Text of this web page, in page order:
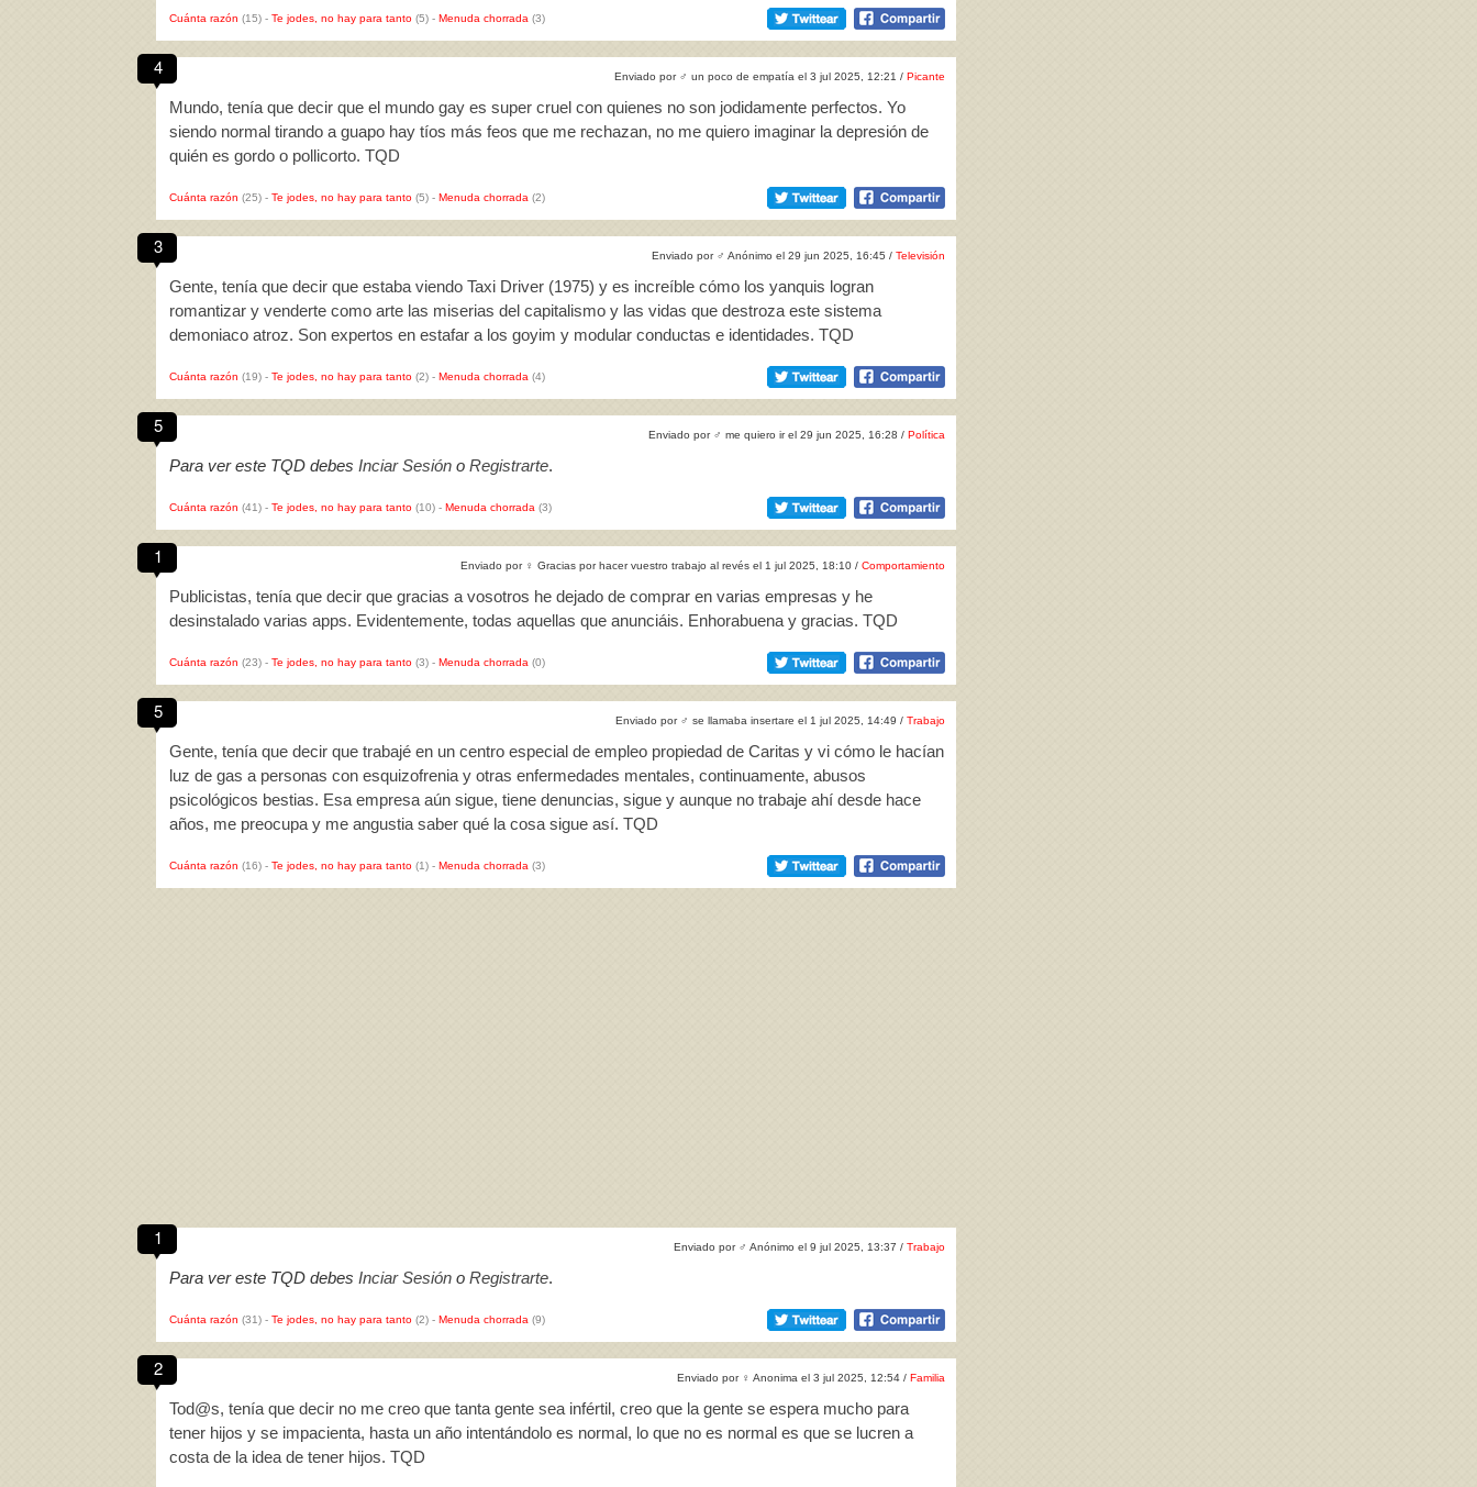
Cuánta razón (15) - Te jodes, no hay para tanto (5) - Menuda chorrada (3)
4 Enviado por ♂ un poco de empatía el 3 jul 2025, 12:21 / Picante
Mundo, tenía que decir que el mundo gay es super cruel con quienes no son jodidamente perfectos. Yo
siendo normal tirando a guapo hay tíos más feos que me rechazan, no me quiero imaginar la depresión de
quién es gordo o pollicorto. TQD
Cuánta razón (25) - Te jodes, no hay para tanto (5) - Menuda chorrada (2)
3 Enviado por ♂ Anónimo el 29 jun 2025, 16:45 / Televisión
Gente, tenía que decir que estaba viendo Taxi Driver (1975) y es increíble cómo los yanquis logran
romantizar y venderte como arte las miserias del capitalismo y las vidas que destroza este sistema
demoniaco atroz. Son expertos en estafar a los goyim y modular conductas e identidades. TQD
Cuánta razón (19) - Te jodes, no hay para tanto (2) - Menuda chorrada (4)
5 Enviado por ♂ me quiero ir el 29 jun 2025, 16:28 / Política
Para ver este TQD debes Inciar Sesión o Registrarte.
Cuánta razón (41) - Te jodes, no hay para tanto (10) - Menuda chorrada (3)
1 Enviado por ♀ Gracias por hacer vuestro trabajo al revés el 1 jul 2025, 18:10 / Comportamiento
Publicistas, tenía que decir que gracias a vosotros he dejado de comprar en varias empresas y he
desinstalado varias apps. Evidentemente, todas aquellas que anunciáis. Enhorabuena y gracias. TQD
Cuánta razón (23) - Te jodes, no hay para tanto (3) - Menuda chorrada (0)
5 Enviado por ♂ se llamaba insertare el 1 jul 2025, 14:49 / Trabajo
Gente, tenía que decir que trabajé en un centro especial de empleo propiedad de Caritas y vi cómo le hacían
luz de gas a personas con esquizofrenia y otras enfermedades mentales, continuamente, abusos
psicológicos bestias. Esa empresa aún sigue, tiene denuncias, sigue y aunque no trabaje ahí desde hace
años, me preocupa y me angustia saber qué la cosa sigue así. TQD
Cuánta razón (16) - Te jodes, no hay para tanto (1) - Menuda chorrada (3)
1 Enviado por ♂ Anónimo el 9 jul 2025, 13:37 / Trabajo
Para ver este TQD debes Inciar Sesión o Registrarte.
Cuánta razón (31) - Te jodes, no hay para tanto (2) - Menuda chorrada (9)
2 Enviado por ♀ Anonima el 3 jul 2025, 12:54 / Familia
Tod@s, tenía que decir no me creo que tanta gente sea infértil, creo que la gente se espera mucho para
tener hijos y se impacienta, hasta un año intentándolo es normal, lo que no es normal es que se lucren a
costa de la idea de tener hijos. TQD